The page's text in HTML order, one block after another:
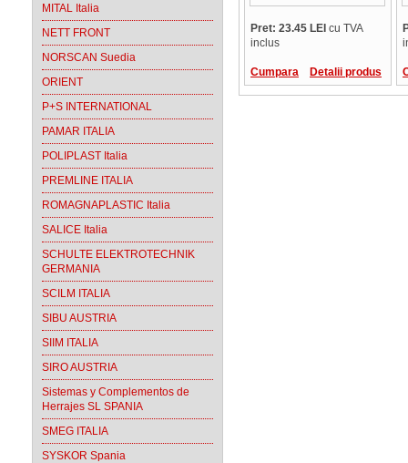
MITAL Italia
NETT FRONT
NORSCAN Suedia
ORIENT
P+S INTERNATIONAL
PAMAR ITALIA
POLIPLAST Italia
PREMLINE ITALIA
ROMAGNAPLASTIC Italia
SALICE Italia
SCHULTE ELEKTROTECHNIK
GERMANIA
SCILM ITALIA
SIBU AUSTRIA
SIIM ITALIA
SIRO AUSTRIA
Sistemas y Complementos de
Herrajes SL SPANIA
SMEG ITALIA
SYSKOR Spania
Pret: 23.45 LEI cu TVA
inclus
Cumpara Detalii produs